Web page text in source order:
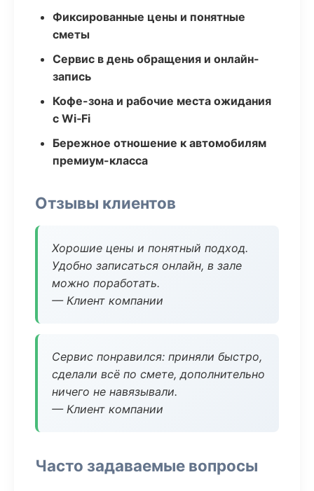
Фиксированные цены и понятные
сметы
Сервис в день обращения и онлайн-
запись
Кофе-зона и рабочие места ожидания
с Wi‑Fi
Бережное отношение к автомобилям
премиум-класса
Отзывы клиентов
Хорошие цены и понятный подход.
Удобно записаться онлайн, в зале
можно поработать.
— Клиент компании
Сервис понравился: приняли быстро,
сделали всё по смете, дополнительно
ничего не навязывали.
— Клиент компании
Часто задаваемые вопросы